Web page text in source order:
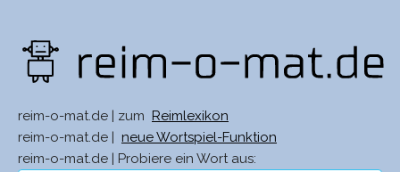
reim-o-mat.de | zum
Reimlexikon
reim-o-mat.de |
neue Wortspiel-Funktion
reim-o-mat.de | Probiere ein Wort aus: